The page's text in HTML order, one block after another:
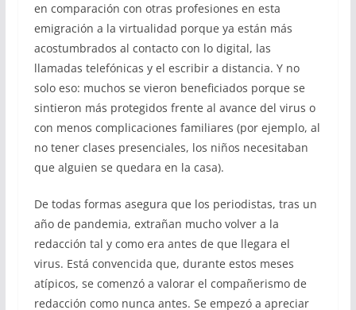
en comparación con otras profesiones en esta
emigración a la virtualidad porque ya están más
acostumbrados al contacto con lo digital, las
llamadas telefónicas y el escribir a distancia. Y no
solo eso: muchos se vieron beneficiados porque se
sintieron más protegidos frente al avance del virus o
con menos complicaciones familiares (por ejemplo, al
no tener clases presenciales, los niños necesitaban
que alguien se quedara en la casa).
De todas formas asegura que los periodistas, tras un
año de pandemia, extrañan mucho volver a la
redacción tal y como era antes de que llegara el
virus. Está convencida que, durante estos meses
atípicos, se comenzó a valorar el compañerismo de
redacción como nunca antes. Se empezó a apreciar